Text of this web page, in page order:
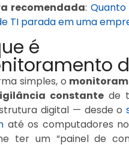
recomendada:
TI parada em uma
é
simples, o
constantede
digital — desde o
até os computadores
ter um “painel de